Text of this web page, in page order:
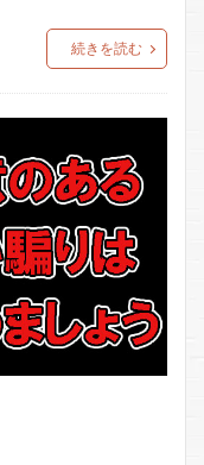
続きを読む